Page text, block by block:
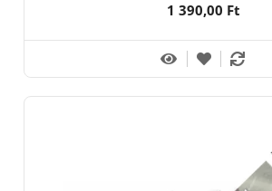
1 390,00 Ft